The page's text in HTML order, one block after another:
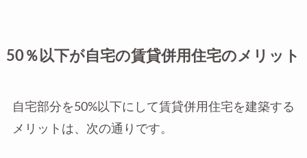
50％以下が自宅の賃貸併用住宅のメリット
自宅部分を50%以下にして賃貸併用住宅を建築する
メリットは、次の通りです。